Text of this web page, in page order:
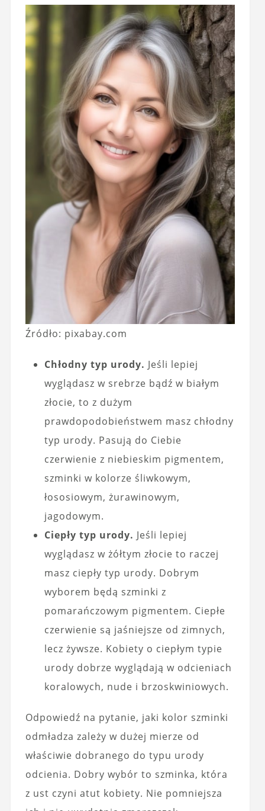
Źródło: pixabay.com
Chłodny typ urody. Jeśli lepiej
wyglądasz w srebrze bądź w białym
złocie, to z dużym
prawdopodobieństwem masz chłodny
typ urody. Pasują do Ciebie
czerwienie z niebieskim pigmentem,
szminki w kolorze śliwkowym,
łososiowym, żurawinowym,
jagodowym.
Ciepły typ urody. Jeśli lepiej
wyglądasz w żółtym złocie to raczej
masz ciepły typ urody. Dobrym
wyborem będą szminki z
pomarańczowym pigmentem. Ciepłe
czerwienie są jaśniejsze od zimnych,
lecz żywsze. Kobiety o ciepłym typie
urody dobrze wyglądają w odcieniach
koralowych, nude i brzoskwiniowych.
Odpowiedź na pytanie, jaki kolor szminki
odmładza zależy w dużej mierze od
właściwie dobranego do typu urody
odcienia. Dobry wybór to szminka, która
z ust czyni atut kobiety. Nie pomniejsza